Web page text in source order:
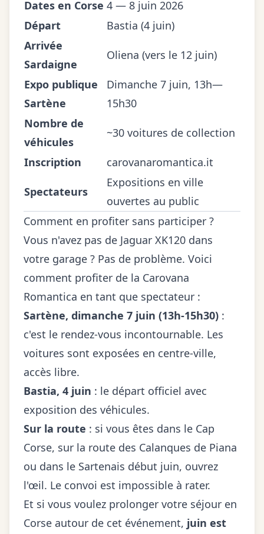
Dates en Corse 4 — 8 juin 2026
Départ
Bastia (4 juin)
Arrivée
Sardaigne
Oliena (vers le 12 juin)
Expo publique
Sartène
Dimanche 7 juin, 13h—
15h30
Nombre de
véhicules
~30 voitures de collection
Inscription carovanaromantica.it
Spectateurs
Expositions en ville
ouvertes au public
Comment en profiter sans participer ?
Vous n'avez pas de Jaguar XK120 dans
votre garage ? Pas de problème. Voici
comment profiter de la Carovana
Romantica en tant que spectateur :
Sartène, dimanche 7 juin (13h-15h30) :
c'est le rendez-vous incontournable. Les
voitures sont exposées en centre-ville,
accès libre.
Bastia, 4 juin : le départ officiel avec
exposition des véhicules.
Sur la route : si vous êtes dans le Cap
Corse, sur la route des Calanques de Piana
ou dans le Sartenais début juin, ouvrez
l'œil. Le convoi est impossible à rater.
Et si vous voulez prolonger votre séjour en
Corse autour de cet événement, juin est